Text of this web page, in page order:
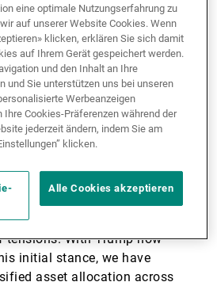
as fixed income alternative
over the past few months –
hedging positions – has
the market volatility
With Trump now
initial stance, we have
asset allocation across
eine optimale Nutzungserfahrung zu
auf unserer Website Cookies. Wenn
klicken, erklären Sie sich damit
auf Ihrem Gerät gespeichert werden.
und den Inhalt an Ihre
und Sie unterstützen uns bei unseren
Werbeanzeigen
Ihre Cookies-Präferenzen während der
jederzeit ändern, indem Sie am
klicken.
Alle Cookies akzeptieren